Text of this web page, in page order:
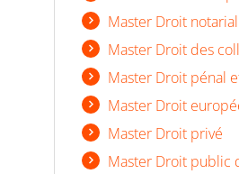
Master Droit notarial
Master Droit des
Master Droit pénal
Master Droit
Master Droit privé
Master Droit public